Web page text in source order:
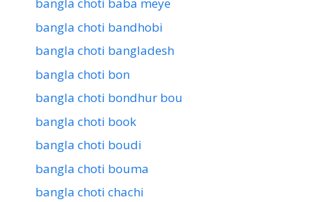
bangla choti bandhobi
bangla choti bangladesh
bangla choti bon
bangla choti bondhur bou
bangla choti book
bangla choti boudi
bangla choti bouma
bangla choti chachi